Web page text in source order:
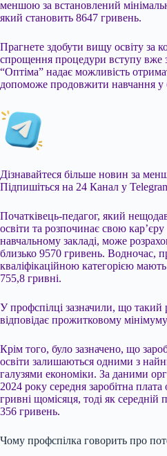
меншою за встановлений
який становить 8647 гривень.
Прагнете здобути вищу освіту за
спрощення процедури вступу вже
“Оптіма” надає можливість
допоможе продовжити навчання у
Дізнавайтеся більше новин за
Підпишіться на 24 Канал у
Початківець-педагог, який
освіти та розпочинає свою
навчальному закладі, може
близько 9570 гривень. Водночас,
кваліфікаційною категорією
755,8 гривні.
У профспілці зазначили, що такий
відповідає прожитковому
Крім того, було зазначено, що
освіти залишаються одними з
галузями економіки. За даними
2024 року середня заробітна
гривні щомісяця, тоді як середній
356 гривень.
Чому профспілка говорить про